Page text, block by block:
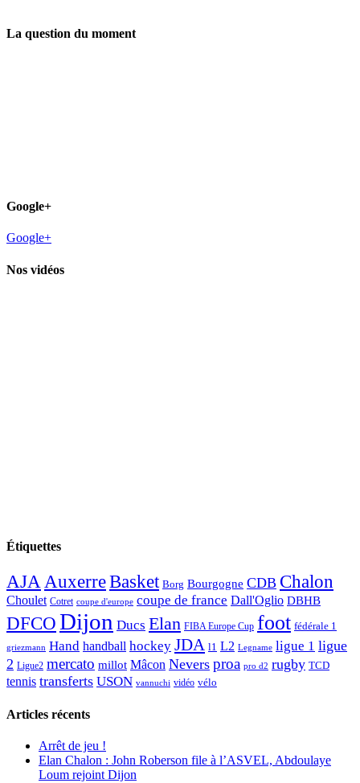
La question du moment
Google+
Google+
Nos vidéos
Étiquettes
AJAAuxerreBasket Borg Bourgogne CDB Chalon
Choulet Cotret coupe d'europe coupe de france Dall'Oglio DBHB
DFCODijon Ducs Elan FIBA Europe Cup foot fédérale 1
griezmann Hand handball hockey JDA l1 L2 Legname ligue 1 ligue
2 Ligue2 mercato millot Mâcon Nevers proa pro d2 rugby TCD
tennis transferts USON vannuchi vidéo vélo
Articles récents
Arrêt de jeu !
Elan Chalon : John Roberson file à l’ASVEL, Abdoulaye
Loum rejoint Dijon